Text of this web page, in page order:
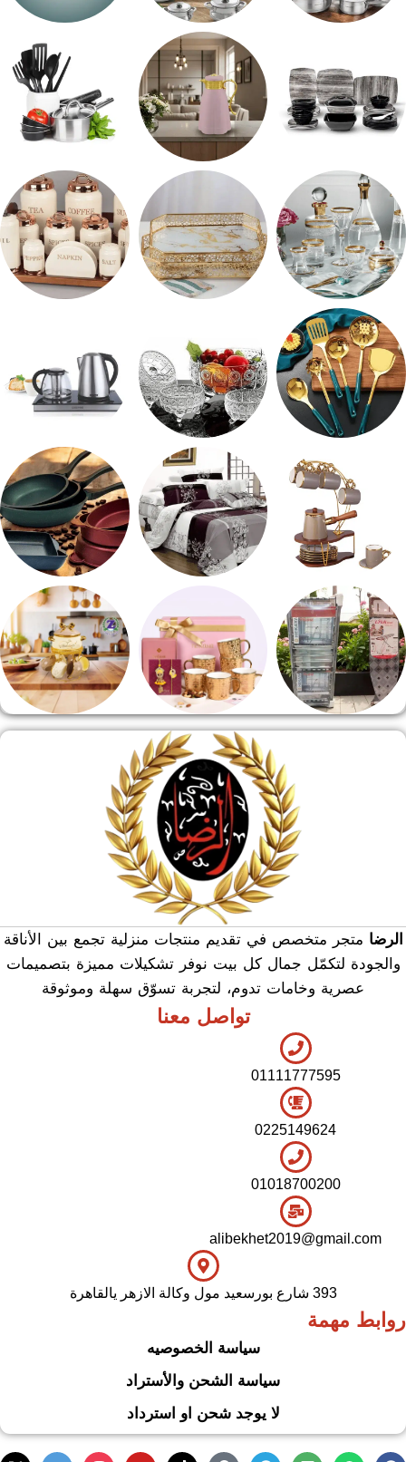
حلل المونيا
طقم ميلامين ترمس شاي رفايع المطبخ
شربات وكاسات
طقم خشاف ادوات كهربائية
طقم قهوه وشاي مقلايه وطاجن
هدايا وسيلفر
01111777595
0225149624
01018700200
الرضا متجر متخصص في تقديم منتجات منزلية تجمع بين الأناقة
والجودة لتكمّل جمال كل بيت نوفر تشكيلات مميزة بتصميمات
عصرية وخامات تدوم، لتجربة تسوّق سهلة وموثوقة
تواصل معنا
روابط مهمة
سياسة الخصوصيه
سياسة الشحن والأستراد
لا يوجد شحن او استرداد
alibekhet2019@gmail.com
393 شارع بورسعيد مول وكالة الازهر يالقاهرة